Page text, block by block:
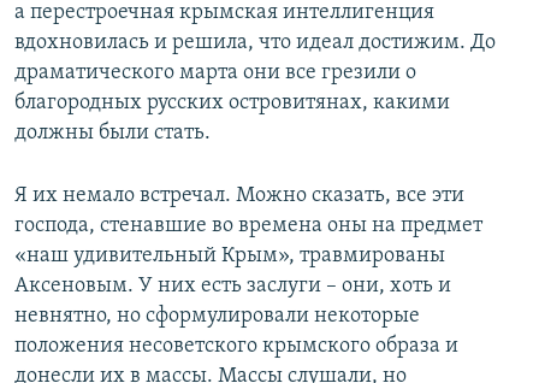
а перестроечная крымская интеллигенция
вдохновилась и решила, что идеал достижим. До
драматического марта они все грезили о
благородных русских островитянах, какими
должны были стать.
Я их немало встречал. Можно сказать, все эти
господа, стенавшие во времена оны на предмет
«наш удивительный Крым», травмированы
Аксеновым. У них есть заслуги – они, хоть и
невнятно, но сформулировали некоторые
положения несоветского крымского образа и
донесли их в массы. Массы слушали, но